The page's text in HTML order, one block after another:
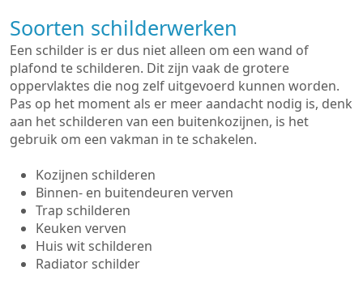
Soorten schilderwerken
Een schilder is er dus niet alleen om een wand of
plafond te schilderen. Dit zijn vaak de grotere
oppervlaktes die nog zelf uitgevoerd kunnen worden.
Pas op het moment als er meer aandacht nodig is, denk
aan het schilderen van een buitenkozijnen, is het
gebruik om een vakman in te schakelen.
Kozijnen schilderen
Binnen- en buitendeuren verven
Trap schilderen
Keuken verven
Huis wit schilderen
Radiator schilder